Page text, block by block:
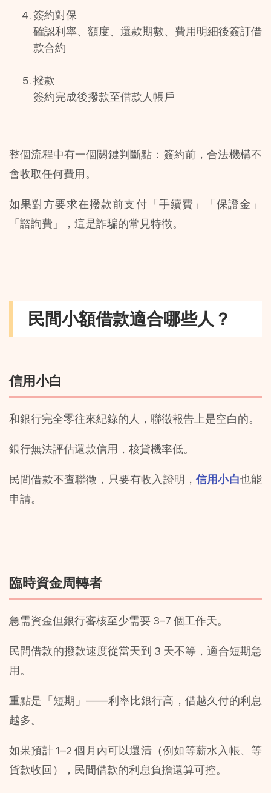
簽約對保
確認利率、額度、還款期數、費用明細後簽訂借
款合約
撥款
簽約完成後撥款至借款人帳戶
整個流程中有一個關鍵判斷點：簽約前，合法機構不
會收取任何費用。
如果對方要求在撥款前支付「手續費」「保證金」
「諮詢費」，這是詐騙的常見特徵。
民間小額借款適合哪些人？
信用小白
和銀行完全零往來紀錄的人，聯徵報告上是空白的。
銀行無法評估還款信用，核貸機率低。
民間借款不查聯徵，只要有收入證明，信用小白也能
申請。
臨時資金周轉者
急需資金但銀行審核至少需要 3–7 個工作天。
民間借款的撥款速度從當天到 3 天不等，適合短期急
用。
重點是「短期」——利率比銀行高，借越久付的利息
越多。
如果預計 1–2 個月內可以還清（例如等薪水入帳、等
貨款收回），民間借款的利息負擔還算可控。